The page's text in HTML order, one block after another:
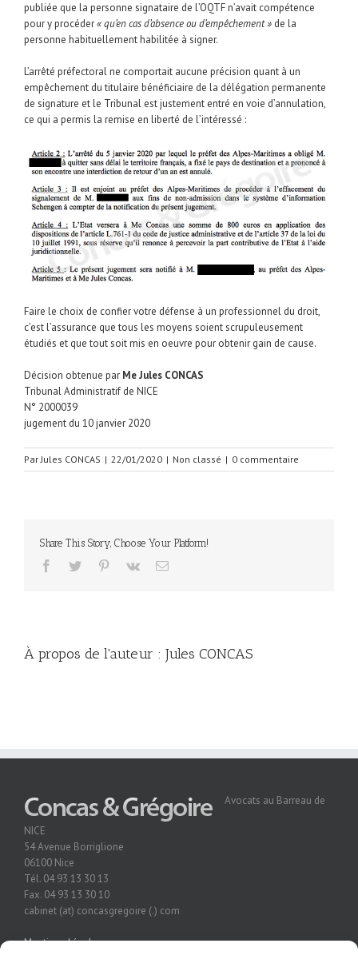
publiée que la personne signataire de l’OQTF n’avait compétence
pour y procéder« qu’en cas d’absence ou d’empêchement » de la
personne habituellement habilitée à signer.
L’arrêté préfectoral ne comportait aucune précision quant à un
empêchement du titulaire bénéficiaire de la délégation permanente
de signature et le Tribunal est justement entré en voie d’annulation,
ce qui a permis la remise en liberté de l’intéressé :
Faire le choix de confier votre défense à un professionnel du droit,
c’est l’assurance que tous les moyens soient scrupuleusement
étudiés et que tout soit mis en oeuvre pour obtenir gain de cause.
Décision obtenue par Me Jules CONCAS
Tribunal Administratif de NICE
N° 2000039
jugement du 10 janvier 2020
ParJules CONCAS | 22/01/2020 | Non classé | 0 commentaire
Share This Story, Choose Your Platform!
facebooktwitter pinterest
vk Email
À propos de l'auteur : Jules CONCAS
Avocats au Barreau de
NICE
54 Avenue Borriglione
06100 Nice
Tél. 04 93 13 30 13
Fax. 04 93 13 30 10
cabinet (at) concasgregoire (.) com
Mentions Légales